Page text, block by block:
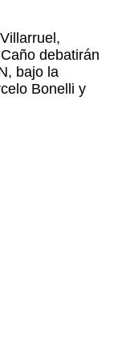
debatirán
bajo la
Bonelli y